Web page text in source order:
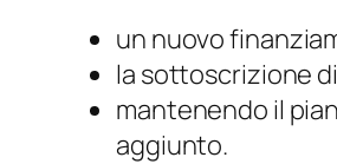
un nuovo
la sottoscrizione
mantenendo il
aggiunto.